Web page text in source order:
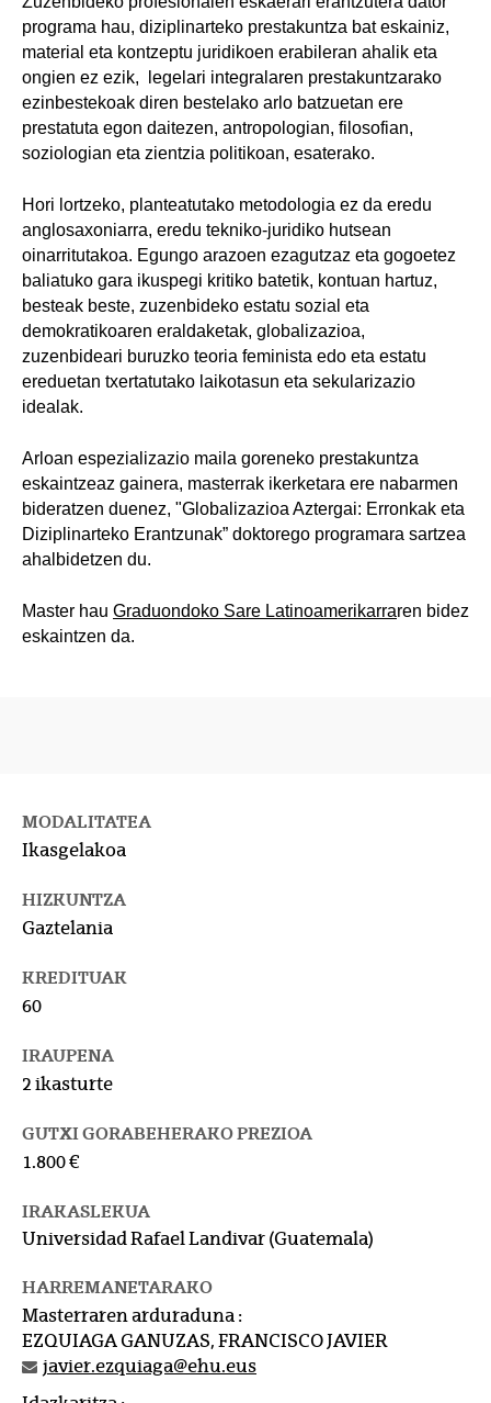
programa hau, diziplinarteko prestakuntza bat eskainiz,
material eta kontzeptu juridikoen erabileran ahalik eta
ongien ez ezik, legelari integralaren prestakuntzarako
ezinbestekoak diren bestelako arlo batzuetan ere
prestatuta egon daitezen, antropologian, filosofian,
soziologian eta zientzia politikoan, esaterako.
Hori lortzeko, planteatutako metodologia ez da eredu
anglosaxoniarra, eredu tekniko-juridiko hutsean
oinarritutakoa. Egungo arazoen ezagutzaz eta gogoetez
baliatuko gara ikuspegi kritiko batetik, kontuan hartuz,
besteak beste, zuzenbideko estatu sozial eta
demokratikoaren eraldaketak, globalizazioa,
zuzenbideari buruzko teoria feminista edo eta estatu
ereduetan txertatutako laikotasun eta sekularizazio
idealak.
Arloan espezializazio maila goreneko prestakuntza
eskaintzeaz gainera, masterrak ikerketara ere nabarmen
bideratzen duenez, "Globalizazioa Aztergai: Erronkak eta
Diziplinarteko Erantzunak” doktorego programara sartzea
ahalbidetzen du.
Master hau Graduondoko Sare Latinoamerikarraren bidez
eskaintzen da.
MODALITATEA
Ikasgelakoa
HIZKUNTZA
Gaztelania
KREDITUAK
60
IRAUPENA
2 ikasturte
GUTXI GORABEHERAKO PREZIOA
1.800 €
IRAKASLEKUA
Universidad Rafael Landivar (Guatemala)
HARREMANETARAKO
Masterraren arduraduna :
EZQUIAGA GANUZAS, FRANCISCO JAVIER
javier.ezquiaga@ehu.eus